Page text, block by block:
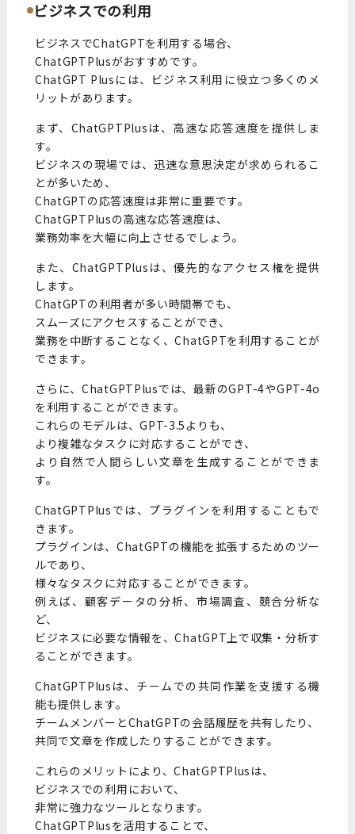
ビジネスでの利用
ビジネスでChatGPTを利用する場合、
ChatGPTPlusがおすすめです。
ChatGPT Plusには、ビジネス利用に役立つ多くのメ
リットがあります。
まず、ChatGPTPlusは、高速な応答速度を提供しま
す。
ビジネスの現場では、迅速な意思決定が求められるこ
とが多いため、
ChatGPTの応答速度は非常に重要です。
ChatGPTPlusの高速な応答速度は、
業務効率を大幅に向上させるでしょう。
また、ChatGPTPlusは、優先的なアクセス権を提供
します。
ChatGPTの利用者が多い時間帯でも、
スムーズにアクセスすることができ、
業務を中断することなく、ChatGPTを利用することが
できます。
さらに、ChatGPTPlusでは、最新のGPT-4やGPT-4o
を利用することができます。
これらのモデルは、GPT-3.5よりも、
より複雑なタスクに対応することができ、
より自然で人間らしい文章を生成することができま
す。
ChatGPTPlusでは、プラグインを利用することもで
きます。
プラグインは、ChatGPTの機能を拡張するためのツー
ルであり、
様々なタスクに対応することができます。
例えば、顧客データの分析、市場調査、競合分析な
ど、
ビジネスに必要な情報を、ChatGPT上で収集・分析す
ることができます。
ChatGPTPlusは、チームでの共同作業を支援する機
能も提供します。
チームメンバーとChatGPTの会話履歴を共有したり、
共同で文章を作成したりすることができます。
これらのメリットにより、ChatGPTPlusは、
ビジネスでの利用において、
非常に強力なツールとなります。
ChatGPTPlusを活用することで、